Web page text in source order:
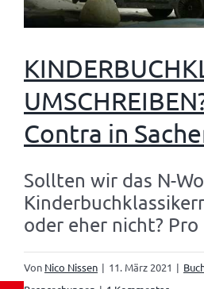
Contra in
Sollten wir das N-
oder eher nicht?
Von Nico Nissen | 11. März 2021 |